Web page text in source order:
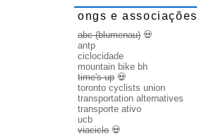
ongs e associações
abc (blumenau) 💀
antp
ciclocidade
mountain bike bh
time's up 💀
toronto cyclists union
transportation alternatives
transporte ativo
ucb
viaciclo 💀